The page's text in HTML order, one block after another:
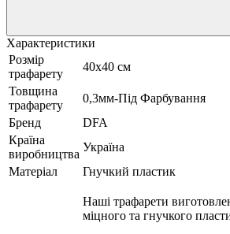
Характеристики
Розмір
трафарету
40x40 см
Товщина
трафарету
0,3мм-Під Фарбування
Бренд
DFA
Країна
виробництва
Україна
Матеріал
Гнучкий пластик
Наші трафарети
міцного та гнучкого